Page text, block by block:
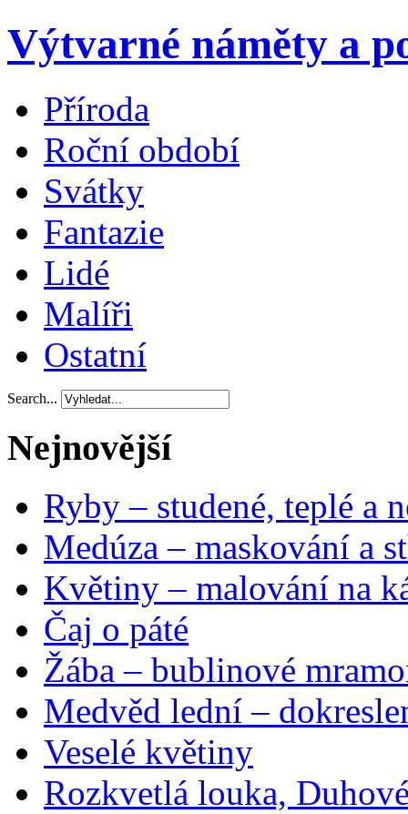
Výtvarné náměty a
Příroda
Roční období
Svátky
Fantazie
Lidé
Malíři
Ostatní
Search...
Nejnovější
Ryby – studené, teplé a
Medúza – maskování a
Květiny – malování na
Čaj o páté
Žába – bublinové
Medvěd lední –
Veselé květiny
Rozkvetlá louka,